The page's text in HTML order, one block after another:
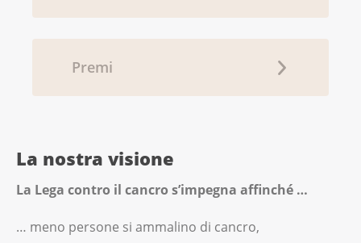
Premi
La nostra visione
La Lega contro il cancro s’impegna affinché …
… meno persone si ammalino di cancro,